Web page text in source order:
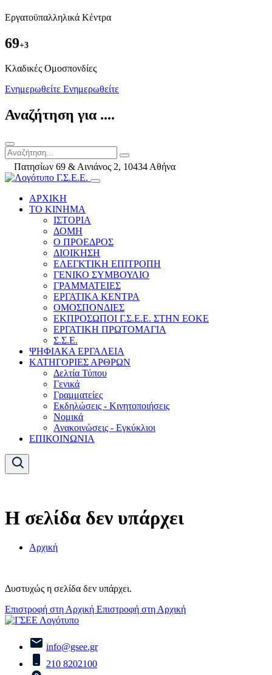
Εργατοϋπαλληλικά Κέντρα
69+3
Kλαδικές Ομοσπονδίες
Ενημερωθείτε Ενημερωθείτε
Αναζήτηση για ....
Πατησίων 69 & Αινιάνος 2, 10434 Αθήνα
ΑΡΧΙΚΗ
ΤΟ ΚΙΝΗΜΑ
ΙΣΤΟΡΙΑ
ΔΟΜΗ
Ο ΠΡΟΕΔΡΟΣ
ΔΙΟΙΚΗΣΗ
ΕΛΕΓΚΤΙΚΗ ΕΠΙΤΡΟΠΗ
ΓΕΝΙΚΟ ΣΥΜΒΟΥΛΙΟ
ΓΡΑΜΜΑΤΕΙΕΣ
ΕΡΓΑΤΙΚΑ ΚΕΝΤΡΑ
ΟΜΟΣΠΟΝΔΙΕΣ
ΕΚΠΡΟΣΩΠΟΙ Γ.Σ.Ε.Ε. ΣΤΗΝ ΕΟΚΕ
ΕΡΓΑΤΙΚΗ ΠΡΩΤΟΜΑΓΙΑ
Σ.Σ.Ε.
ΨΗΦΙΑΚΑ ΕΡΓΑΛΕΙΑ
ΚΑΤΗΓΟΡΙΕΣ ΑΡΘΡΩΝ
Δελτία Τύπου
Γενικά
Γραμματείες
Εκδηλώσεις - Κινητοποιήσεις
Νομικά
Ανακοινώσεις - Εγκύκλιοι
ΕΠΙΚΟΙΝΩΝΙΑ
Η σελίδα δεν υπάρχει
Αρχική
Δυστυχώς η σελίδα δεν υπάρχει.
Επιστροφή στη Αρχική Επιστροφή στη Αρχική
info@gsee.gr
210 8202100